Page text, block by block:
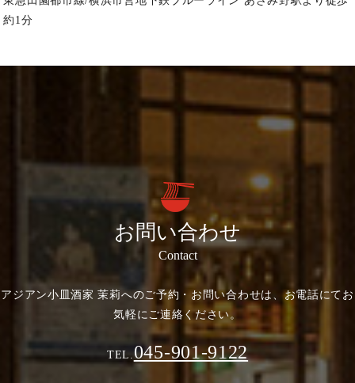
約1分
お問い合わせ
Contact
アジアン小皿酒家 茉莉へのご予約・お問い合わせは、お電話にてお
気軽にご連絡ください。
TEL.045-901-9122